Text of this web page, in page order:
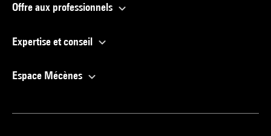
Offre aux professionnels
Expertise et conseil
Espace Mécènes